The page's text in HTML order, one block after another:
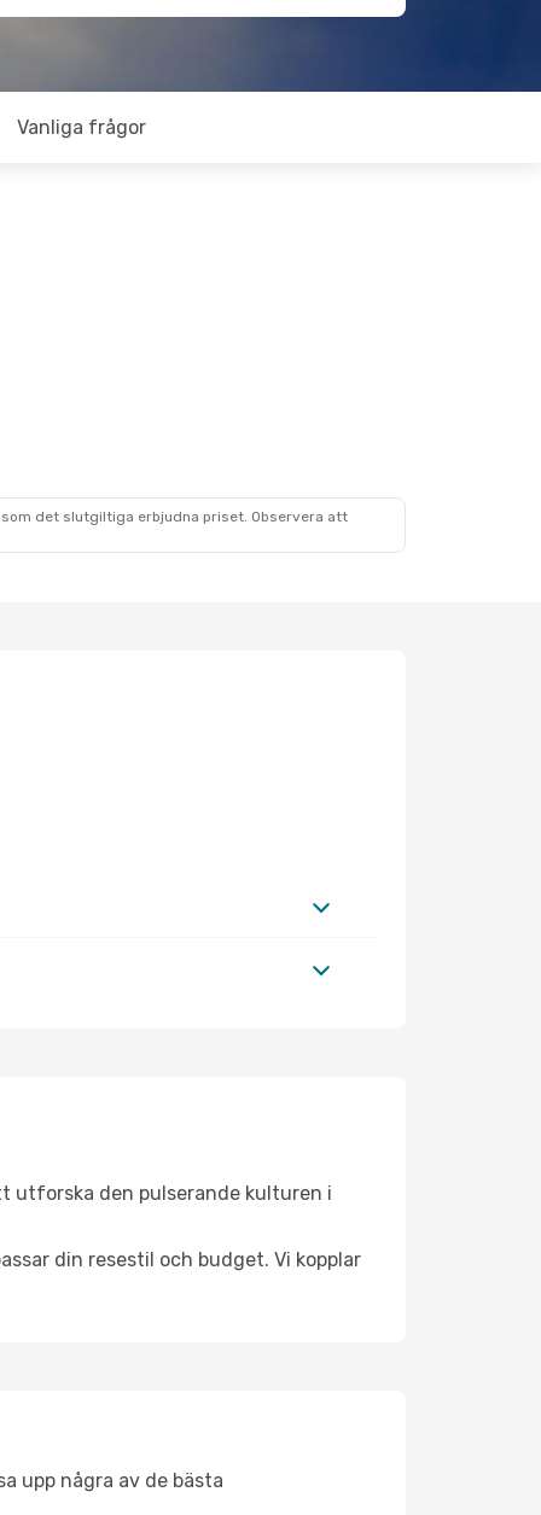
Vanliga frågor
det slutgiltiga erbjudna priset. Observera att
utforska den pulserande kulturen i
din resestil och budget. Vi kopplar
upp några av de bästa